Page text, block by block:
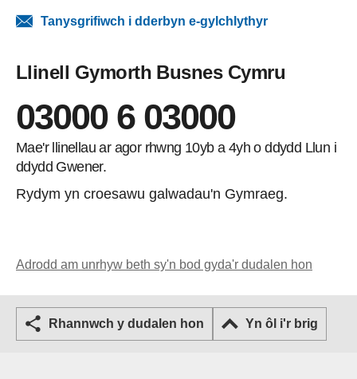
Tanysgrifiwch i dderbyn e-gylchlythyr
Llinell Gymorth Busnes Cymru
03000 6 03000
Mae'r llinellau ar agor rhwng 10yb a 4yh o ddydd Llun i
ddydd Gwener.
Rydym yn croesawu galwadau'n Gymraeg.
Adrodd am unrhyw beth sy'n bod gyda'r dudalen hon
Rhannwch y dudalen hon Yn ôl i'r brig